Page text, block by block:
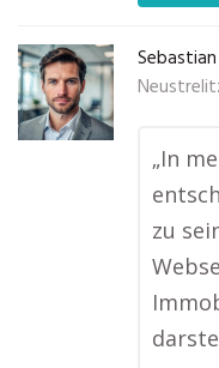
„In
zu